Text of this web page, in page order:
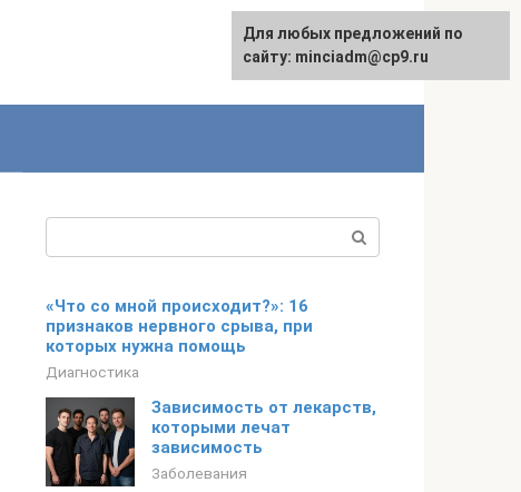
«Что со мной происходит?»: 16
признаков нервного срыва, при
которых нужна помощь
Диагностика
Зависимость от лекарств,
которыми лечат
зависимость
Заболевания
Для любых предложений по
сайту: minciadm@cp9.ru